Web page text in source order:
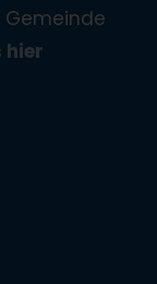
Gemeinde
hier